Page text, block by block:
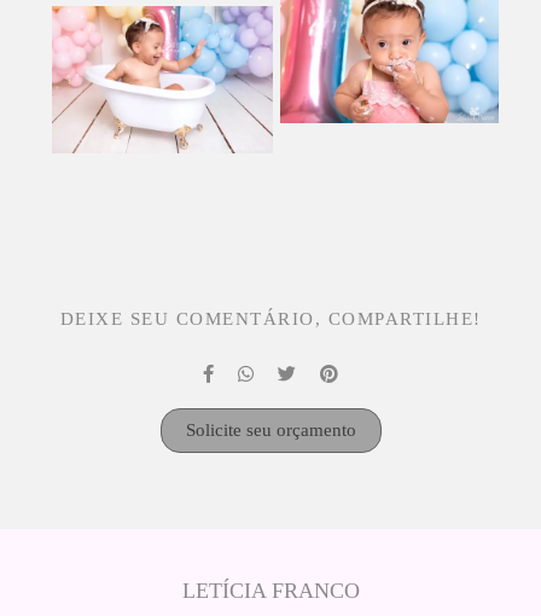
DEIXE SEU COMENTÁRIO, COMPARTILHE!
Solicite seu orçamento
LETÍCIA FRANCO